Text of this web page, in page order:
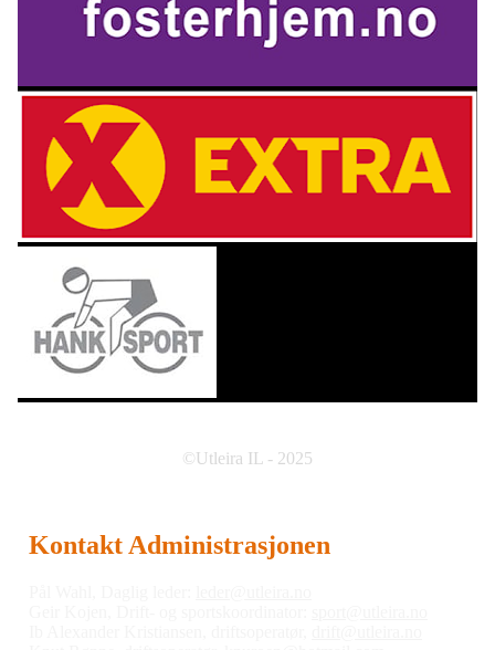
©Utleira IL - 2025
Kontakt Administrasjonen